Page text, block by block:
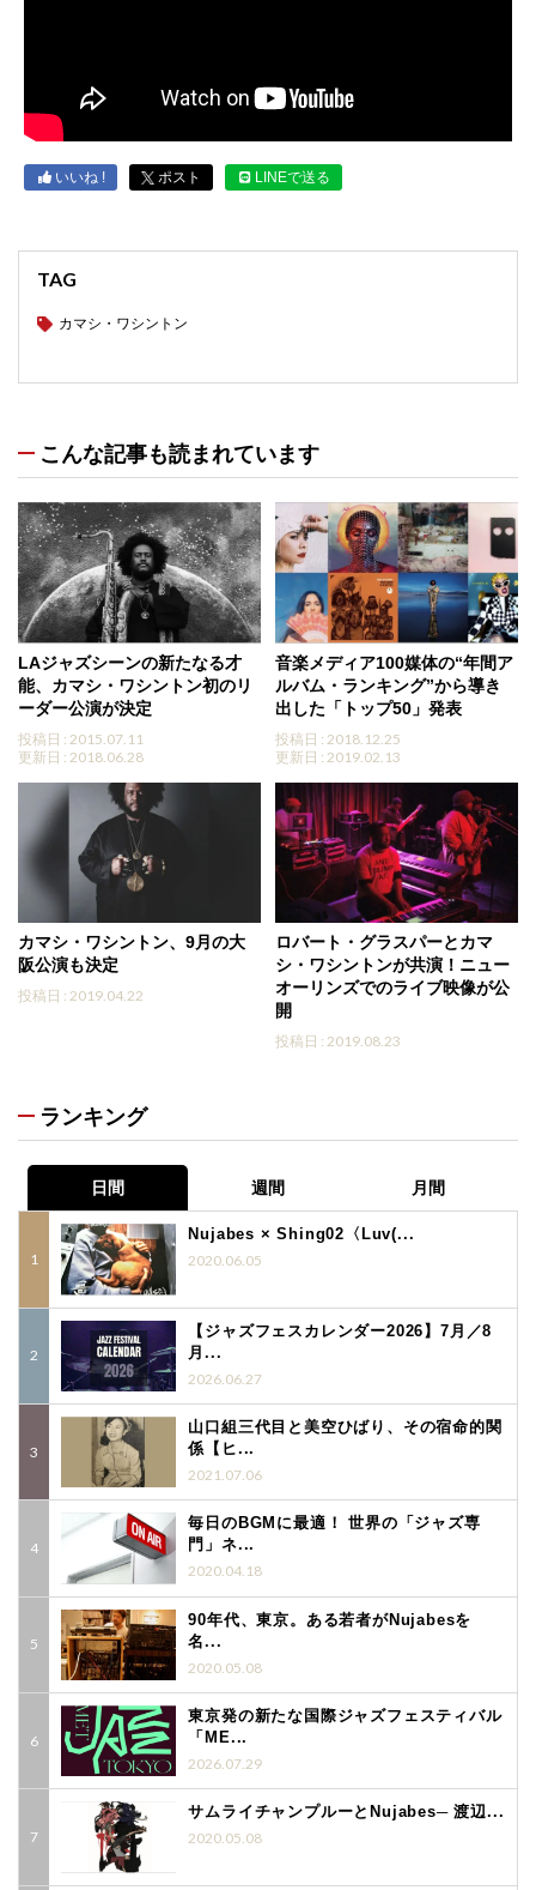
いいね ! ポスト LINEで送る
TAG
カマシ・ワシントン
こんな記事も読まれています
LAジャズシーンの新たなる才
能、カマシ・ワシントン初のリ
ーダー公演が決定
投稿日 : 2015.07.11
更新日 : 2018.06.28
音楽メディア100媒体の“年間ア
ルバム・ランキング”から導き
出した「トップ50」発表
投稿日 : 2018.12.25
更新日 : 2019.02.13
カマシ・ワシントン、9月の大
阪公演も決定
投稿日 : 2019.04.22
ロバート・グラスパーとカマ
シ・ワシントンが共演！ニュー
オーリンズでのライブ映像が公
開
投稿日 : 2019.08.23
ランキング
日間 週間 月間
Nujabes × Shing02〈Luv(...
2020.06.05
【ジャズフェスカレンダー2026】7月／8
月...
2026.06.27
山口組三代目と美空ひばり、その宿命的関
係【ヒ...
2021.07.06
毎日のBGMに最適！ 世界の「ジャズ専
門」ネ...
2020.04.18
90年代、東京。ある若者がNujabesを
名...
2020.05.08
東京発の新たな国際ジャズフェスティバル
「ME...
2026.07.29
サムライチャンプルーとNujabes─ 渡辺...
2020.05.08